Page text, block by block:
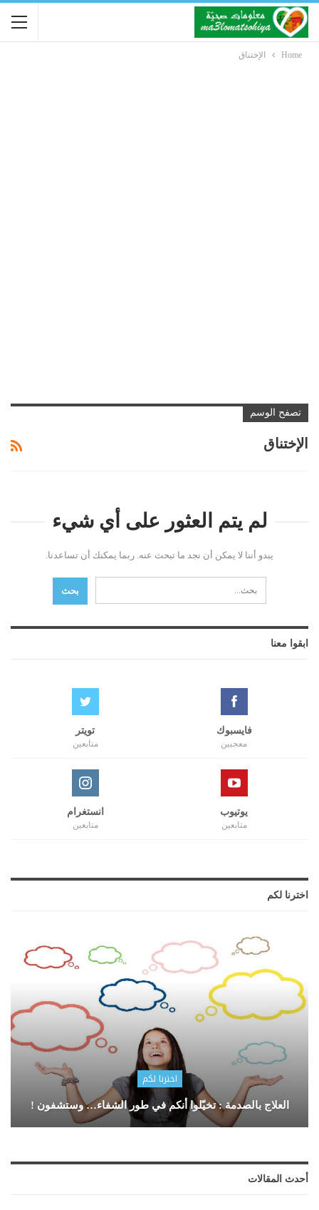
Home الإختناق
تصفح الوسم
الإختناق
لم يتم العثور على أي شيء
يبدو أننا لا يمكن أن نجد ما تبحث عنه. ربما يمكنك أن تساعدنا.
ابقوا معنا
فايسبوك
معجبين
تويتر
متابعين
يوتيوب
متابعين
انستغرام
متابعين
اخترنا لكم
اخترنا لكم
العلاج بالصدمة : تخيّلوا أنكم في طور الشفاء… وستشفون !
أحدث المقالات